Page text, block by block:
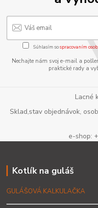
Súhlasím sospracovaním
Nechajte nám svoj e-mail a
praktické rady a
Lacné
Sklad,stav objednávok,
e-shop:
Kotlík na guláš
GULÁŠOVÁ KALKULAČKA